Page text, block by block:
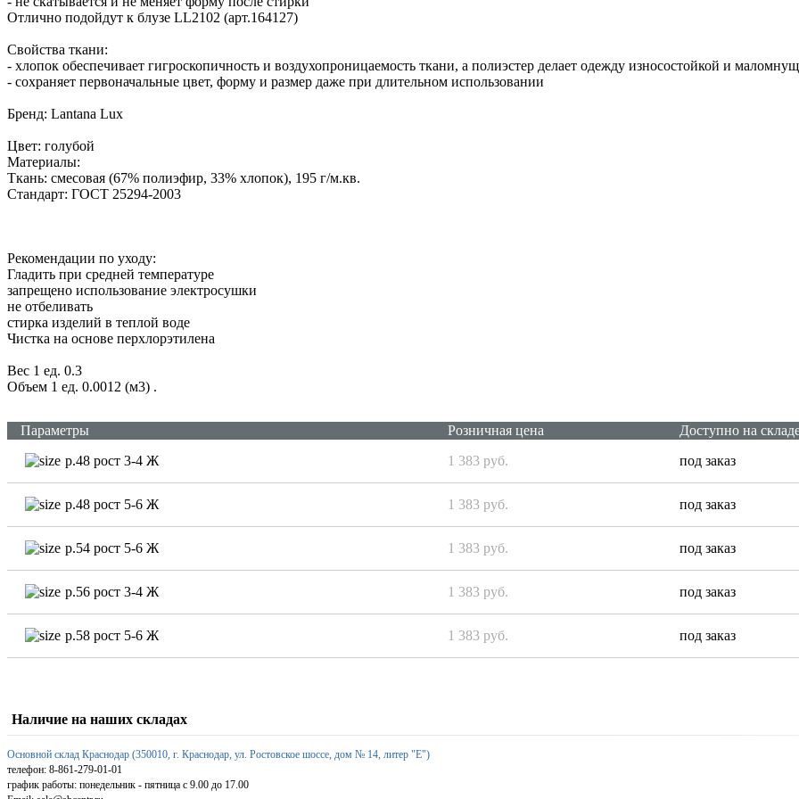
Отлично подойдут к блузе LL2102 (арт.164127)
Свойства ткани:
- хлопок обеспечивает гигроскопичность и воздухопроницаемость ткани, а полиэстер делает одежду износостойкой и
- сохраняет первоначальные цвет, форму и размер даже при длительном использовании
Бренд: Lantana Lux
Цвет: голубой
Материалы:
Ткань: смесовая (67% полиэфир, 33% хлопок), 195 г/м.кв.
Стандарт: ГОСТ 25294-2003
Рекомендации по уходу:
Гладить при средней температуре
запрещено использование электросушки
не отбеливать
стирка изделий в теплой воде
Чистка на основе перхлорэтилена
Вес 1 ед. 0.3
Объем 1 ед. 0.0012 (м3) .
Параметры Розничная цена Доступно на
р.48 рост 3-4 Ж
1 383 руб. под заказ
р.48 рост 5-6 Ж 1 383 руб. под заказ
р.54 рост 5-6 Ж 1 383 руб. под заказ
р.56 рост 3-4 Ж 1 383 руб. под заказ
р.58 рост 5-6 Ж 1 383 руб. под заказ
Наличие на наших складах
Основной склад Краснодар (350010, г. Краснодар, ул. Ростовское шоссе, дом № 14, литер "Е")
телефон: 8-861-279-01-01
график работы: понедельник - пятница с 9.00 до 17.00